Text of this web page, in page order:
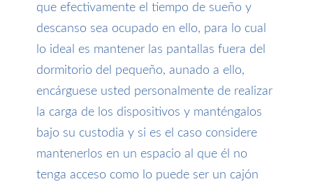
que efectivamente el tiempo de sueño y
descanso sea ocupado en ello, para lo cual
lo ideal es mantener las pantallas fuera del
dormitorio del pequeño, aunado a ello,
encárguese usted personalmente de realizar
la carga de los dispositivos y manténgalos
bajo su custodia y si es el caso considere
mantenerlos en un espacio al que él no
tenga acceso como lo puede ser un cajón